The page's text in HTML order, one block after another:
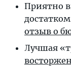
Приятно
отзыв о
Лучшая